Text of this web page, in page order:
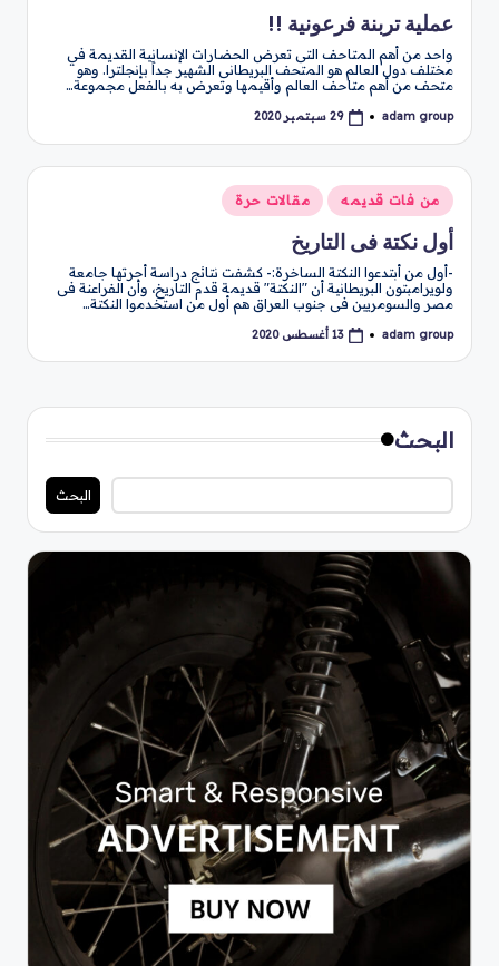
عملية تربنة فرعونية !!
واحد من أهم المتاحف التى تعرض الحضارات الإنسانية القديمة في
مختلف دول العالم هو المتحف البريطانى الشهير جداً بإنجلترا. وهو
متحف من أهم متاحف العالم وأقيمها وتعرض به بالفعل مجموعة…
تمّ
بواسطة
adam group 29 سبتمبر 2020
نُشر
فيمن فات قديمه مقالات حرة
أول نكتة فى التاريخ
-أول من أبتدعوا النكتة الساخرة:- كشفت نتائج دراسة أجرتها جامعة
ولويرامبتون البريطانية أن "النكتة" قديمة قدم التاريخ، وأن الفراعنة فى
مصر والسومريين فى جنوب العراق هم أول من استخدموا النكتة…
تمّ
adam group 13 أغسطس 2020
البحث
البحث